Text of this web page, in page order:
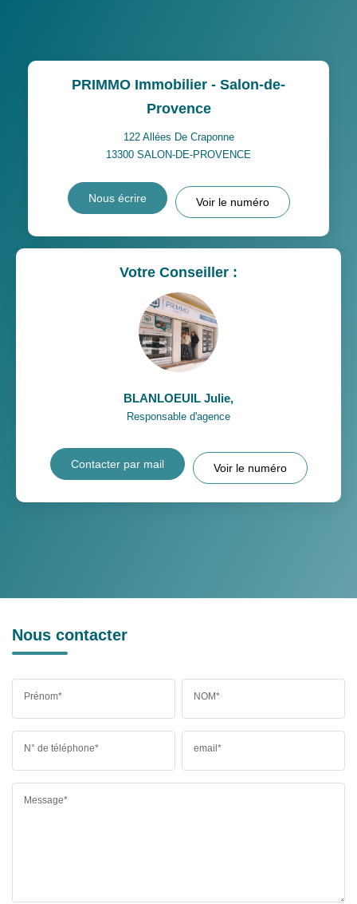
PRIMMO Immobilier - Salon-de-
Provence
122 Allées De Craponne
13300 SALON-DE-PROVENCE
Nous écrire Voir le numéro
Votre Conseiller :
BLANLOEUIL Julie,
Responsable d'agence
Contacter par mail Voir le numéro
Nous contacter
Prénom* NOM*
N° de téléphone* email*
Message*